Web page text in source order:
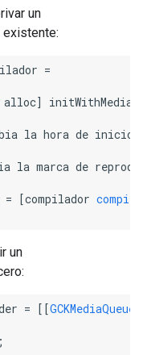
un
existente:
=
alloc]
la hora de inicio.
la marca de
[compilador
un
= [[